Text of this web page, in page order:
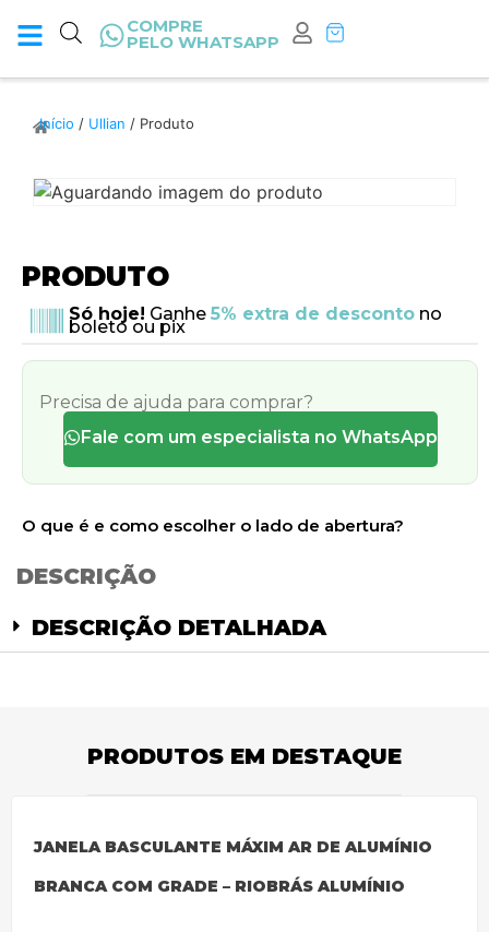
COMPRE
PELO WHATSAPP
Início / Ullian / Produto
PRODUTO
Só hoje! Ganhe 5% extra de descontono
boleto ou pix
Precisa de ajuda para comprar?
Fale com um especialista no WhatsApp
O que é e como escolher o lado de abertura?
DESCRIÇÃO
DESCRIÇÃO DETALHADA
PRODUTOS EM DESTAQUE
JANELA BASCULANTE MÁXIM AR DE ALUMÍNIO
BRANCA COM GRADE – RIOBRÁS ALUMÍNIO